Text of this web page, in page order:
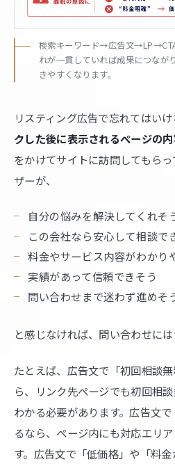
検索キーワード→広告文
れが一貫していれば成果につなが
きやすくなります。
リスティング広告で忘れてはいけ
クした後に表示されるページの
をかけてサイトに訪問してもら
ザーが、
自分の悩みを解決してくれそ
この会社なら安心して相談で
料金やサービス内容がわかり
実績があって信頼できそう
問い合わせまで迷わず進めそ
と感じなければ、問い合わせには
たとえば、広告文で「初回相談
ら、リンク先ページでも初回相
わかる必要があります。広告文
るなら、ページ内にも対応エリ
す。広告文で「低価格」や「料